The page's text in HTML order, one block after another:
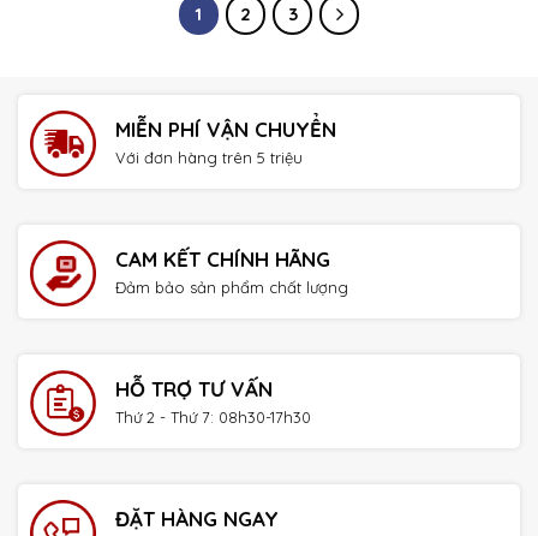
1 2 3
MIỄN PHÍ VẬN CHUYỂN
Với đơn hàng trên 5 triệu
CAM KẾT CHÍNH HÃNG
Đảm bảo sản phẩm chất lượng
HỖ TRỢ TƯ VẤN
Thứ 2 - Thứ 7: 08h30-17h30
ĐẶT HÀNG NGAY